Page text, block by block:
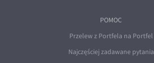
POMOC
Przelew z Portfela na Portfel
Najczęściej zadawane pytania